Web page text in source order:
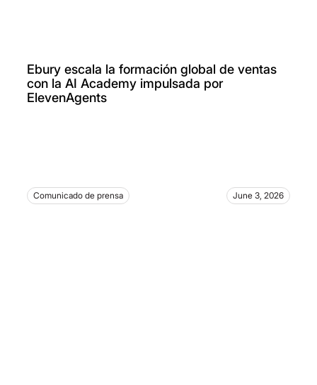
Ebury escala la formación global de ventas
con la AI Academy impulsada por
ElevenAgents
Comunicado de prensa June 3, 2026